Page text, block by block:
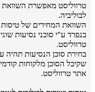
טרווליסט מאפשרת
לבוליביה.
השוואת המחירים של
בנפרד ע"י סוכני נסיעות
טרווליסט.
בחירת סוכן הנסיעות תהיה
שקיבל הסוכן מלקוחות
אתר טרווליסט.